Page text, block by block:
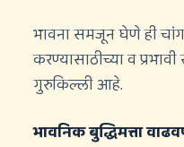
भावना समजून घेणे ही
करण्यासाठीच्या व
गुरुकिल्ली आहे.
भावनिक बुद्धिमत्ता